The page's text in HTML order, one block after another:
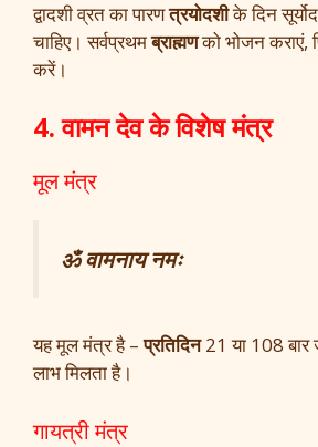
द्वादशी व्रत का पारणत्रयोदशीके दिन
चाहिए। सर्वप्रथमब्राह्मणको भोजन कराएं,
करें।
4. वामन देव के विशेष मंत्र
मूल मंत्र
ॐ वामनाय नमः
यह मूल मंत्र है –प्रतिदिन21 या 108 बार
लाभ मिलता है।
गायत्री मंत्र